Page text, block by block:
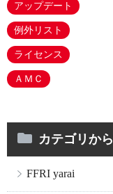
アップデート
例外リスト
ライセンス
ＡＭＣ
カテゴリか
FFRI yarai